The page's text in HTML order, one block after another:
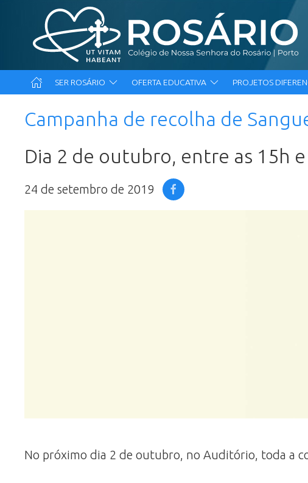
SER ROSÁRIO OFERTA EDUCATIVA PROJETOS
Campanha de recolha de
Dia 2 de outubro, entre as 15h
24 de setembro de 2019
No próximo dia 2 de outubro, no Auditório, toda a